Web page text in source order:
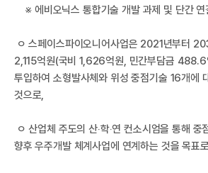
I
※ 에비오닉스 통합기술 개발 과제 및 단간 연
ㅇ 스페이스파이오니어사업은 2021년부터
2,115억원(국비 1,626억원, 민간부담금 488.6
투입하여 소형발사체와 위성 중점기술 16개에
것으로,
ㅇ 산업체 주도의 산‧학‧연 컨소시엄을 통해 중
향후 우주개발 체계사업에 연계하는 것을 목표